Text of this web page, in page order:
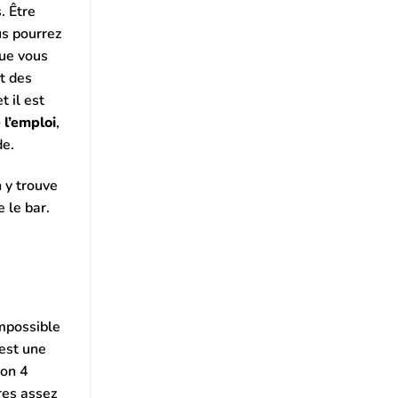
Être
pourrez
vous
des
il est
,
y trouve
le bar.
une
4
assez